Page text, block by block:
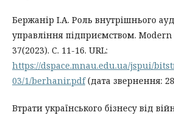
Бержанір І.А. Роль внутрішнього
управління підприємством. Modern
37(2023). C. 11-16. URL:
https://dspace.mnau.edu.ua/jspui/
03/1/berhanir.pdf(дата звернення:
Втрати українського бізнесу від